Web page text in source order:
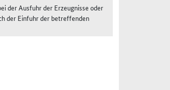
der Ausfuhr der Erzeugnisse oder
der Einfuhr der betreffenden